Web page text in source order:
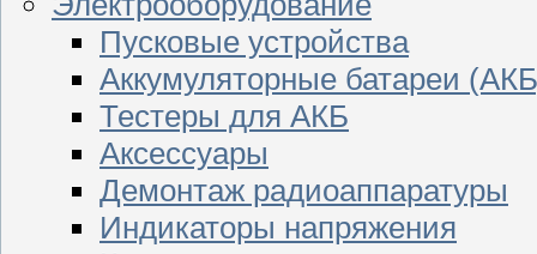
Пусковые устройства
Аккумуляторные батареи
Тестеры для АКБ
Аксессуары
Демонтаж радиоаппаратуры
Индикаторы напряжения